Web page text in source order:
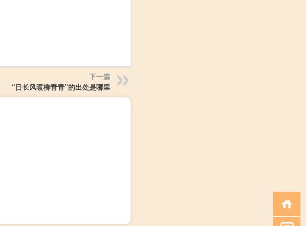
下一篇
“日长风暖柳青青”的出处是哪里